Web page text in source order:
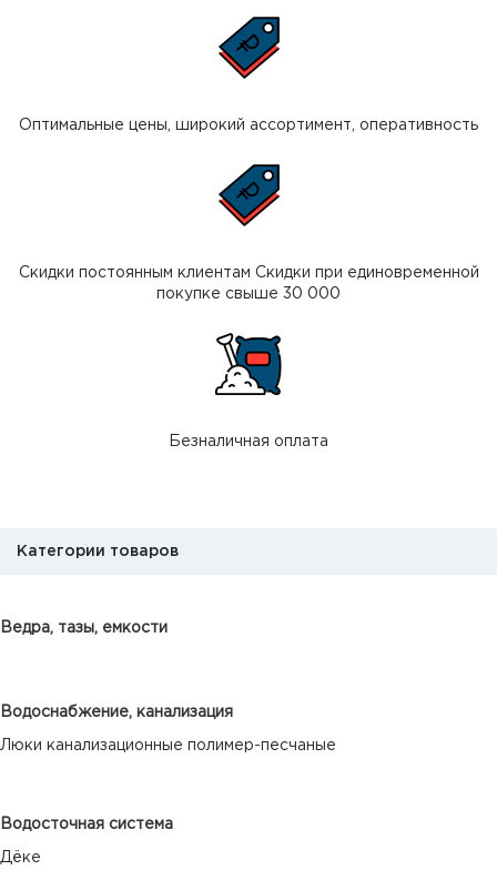
Оптимальные цены, широкий ассортимент, оперативность
Скидки постоянным клиентам Скидки при единовременной
покупке свыше 30 000
Безналичная оплата
Категории товаров
Ведра, тазы, емкости
Водоснабжение, канализация
Люки канализационные полимер-песчаные
Водосточная система
Дёке